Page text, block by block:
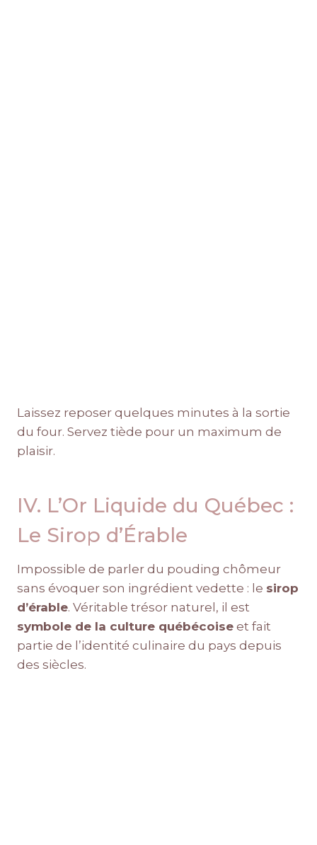
Laissez reposer quelques minutes à la sortie
du four. Servez tiède pour un maximum de
plaisir.
IV. L’Or Liquide du Québec :
Le Sirop d’Érable
Impossible de parler du pouding chômeur
sans évoquer son ingrédient vedette : le sirop
d’érable. Véritable trésor naturel, il est
symbole de la culture québécoise et fait
partie de l’identité culinaire du pays depuis
des siècles.